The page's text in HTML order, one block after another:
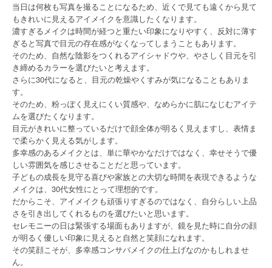
当日は何枚も写真を撮ることになるため、近くで見ても遠くから見て
もきれいに見えるアイメイクを意識したくなります。
濃すぎるメイクは時間が経つと重たい印象になりやすく、反対に薄す
ぎると写真で目元の存在感がなくなってしまうこともあります。
そのため、自然な陰影をつくれるアイシャドウや、やさしく目元を引
き締めるカラーを選びたいと考えます。
さらに30代になると、目元の乾燥やくすみが気になることもありま
す。
そのため、粉っぽく見えにくい質感や、なめらかに肌になじむアイテ
ムを選びたくなります。
目元がきれいに整っているだけで顔全体が明るく見えますし、表情ま
で柔らかく見える気がします。
多幸感のあるメイクとは、単に華やかなだけではなく、幸せそうで優
しい雰囲気を感じさせることだと思っています。
子どもの成長を見守る喜びや家族との大切な時間を表現できるような
メイクは、30代女性にとって理想的です。
だからこそ、アイメイクも頑張りすぎるのではなく、自分らしい上品
さを引き出してくれるものを選びたいと思います。
セレモニーの日は緊張する場面もありますが、鏡を見た時に自分の顔
が明るく優しい印象に見えると自然と笑顔になれます。
その笑顔こそが、多幸感コンサバメイクの仕上げなのかもしれませ
ん。